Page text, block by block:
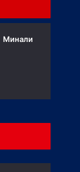
Минали